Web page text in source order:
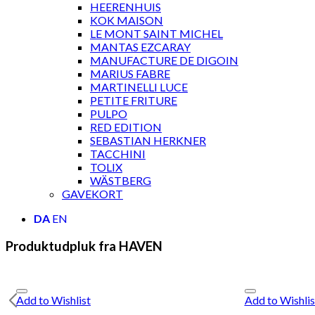
HEERENHUIS
KOK MAISON
LE MONT SAINT MICHEL
MANTAS EZCARAY
MANUFACTURE DE DIGOIN
MARIUS FABRE
MARTINELLI LUCE
PETITE FRITURE
PULPO
RED EDITION
SEBASTIAN HERKNER
TACCHINI
TOLIX
WÄSTBERG
GAVEKORT
DA EN
Produktudpluk fra HAVEN
Add to Wishlist
Add to